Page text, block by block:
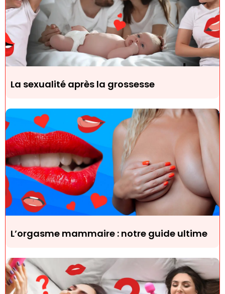
La sexualité après la grossesse
L’orgasme mammaire : notre guide ultime